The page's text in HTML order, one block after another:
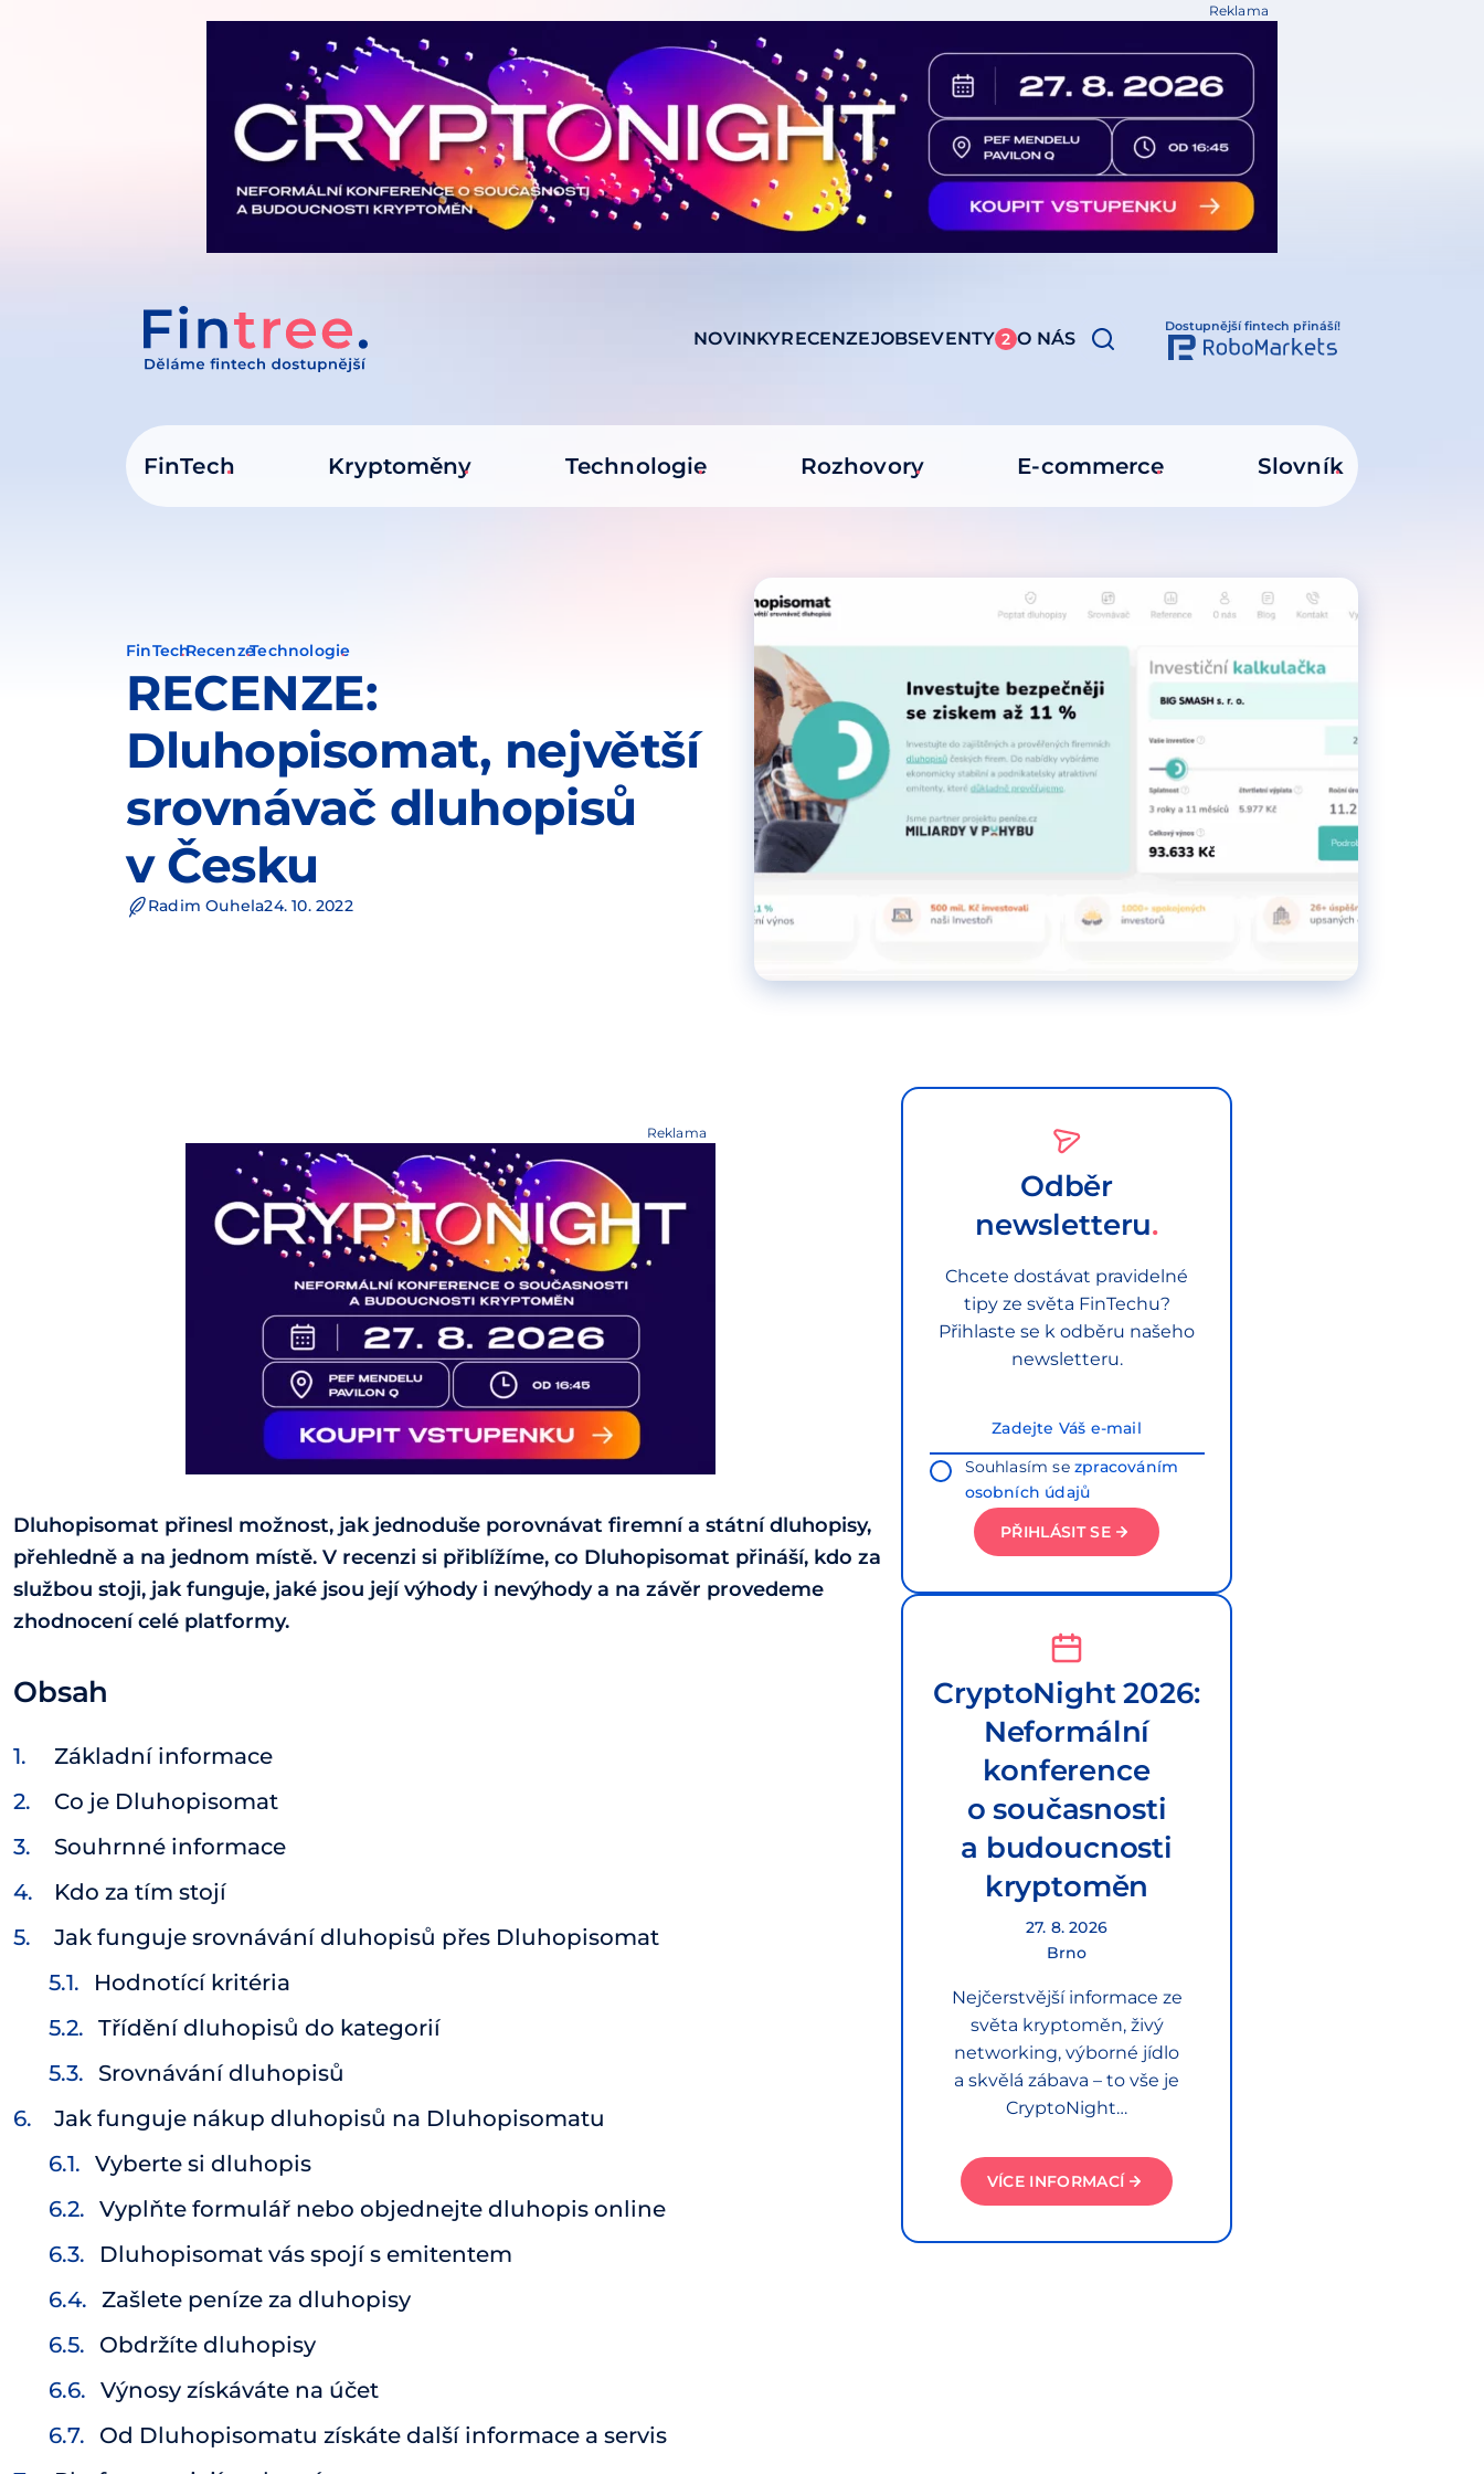
Reklama
NOVINKYRECENZEJOBSEVENTY 2 O NÁS
Dostupnější fintech přináší!
FinTech Kryptoměny Technologie Rozhovory E-commerce Slovník
FinTechRecenzeTechnologie
RECENZE:
Dluhopisomat, největší
srovnávač dluhopisů
v Česku
Radim Ouhela24. 10. 2022
Reklama
Dluhopisomat přinesl možnost, jak jednoduše porovnávat firemní a státní dluhopisy,
přehledně a na jednom místě. V recenzi si přiblížíme, co Dluhopisomat přináší, kdo za
službou stoji, jak funguje, jaké jsou její výhody i nevýhody a na závěr provedeme
zhodnocení celé platformy.
Obsah
Základní informace
Co je Dluhopisomat
Souhrnné informace
Kdo za tím stojí
Jak funguje srovnávání dluhopisů přes Dluhopisomat
Hodnotící kritéria
Třídění dluhopisů do kategorií
Srovnávání dluhopisů
Jak funguje nákup dluhopisů na Dluhopisomatu
Vyberte si dluhopis
Vyplňte formulář nebo objednejte dluhopis online
Dluhopisomat vás spojí s emitentem
Zašlete peníze za dluhopisy
Obdržíte dluhopisy
Výnosy získáváte na účet
Od Dluhopisomatu získáte další informace a servis
Odběr
newsletteru
Chcete dostávat pravidelné
tipy ze světa FinTechu?
Přihlaste se k odběru našeho
newsletteru.
Souhlasím sezpracováním
osobních údajů
PŘIHLÁSIT SE
CryptoNight 2026:
Neformální
konference
o současnosti
a budoucnosti
kryptoměn
27. 8. 2026
Brno
Nejčerstvější informace ze
světa kryptoměn, živý
networking, výborné jídlo
a skvělá zábava – to vše je
CryptoNight…
VÍCE INFORMACÍ